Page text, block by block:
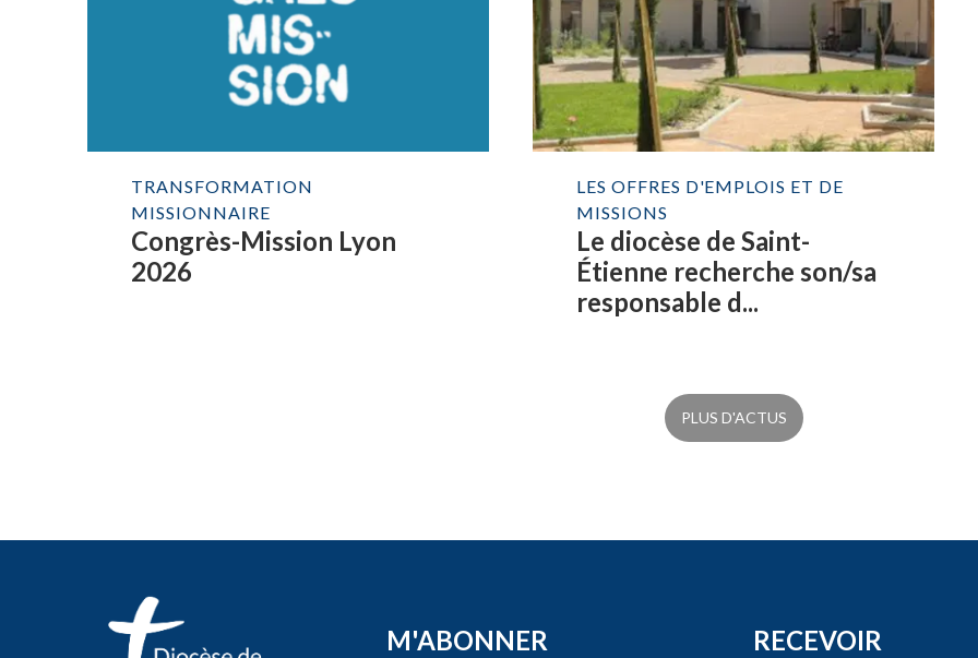
TRANSFORMATION
MISSIONNAIRE
Congrès-Mission Lyon
2026
LES OFFRES D'EMPLOIS ET DE
MISSIONS
Le diocèse de Saint-
Étienne recherche son/sa
responsable d...
PLUS D'ACTUS
M'ABONNER
RECEVOIR